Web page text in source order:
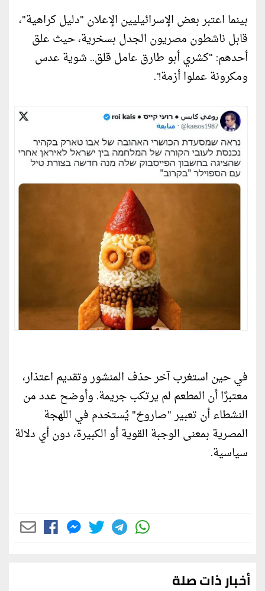
بينما اعتبر بعض الإسرائيليين الإعلان "دليل كراهية"،
قابل ناشطون مصريون الجدل بسخرية، حيث علق
أحدهم: "كشري أبو طارق عامل قلق.. شوية عدس
ومكرونة عملوا أزمة!".
في حين استغرب آخر حذف المنشور وتقديم اعتذار،
معتبرًا أن المطعم لم يرتكب جريمة. وأوضح عدد من
النشطاء أن تعبير "صاروخ" يُستخدم في اللهجة
المصرية بمعنى الوجبة القوية أو الكبيرة، دون أي دلالة
سياسية.
أخبار ذات صلة